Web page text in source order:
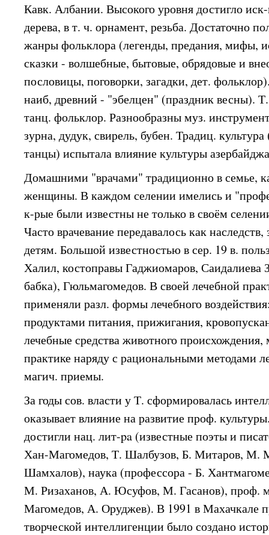
Кавк. Албании. Высокого уровня достигло
дерева, в т. ч. орнамент, резьба. Достаточно
жанры фольклора (легенды, предания, мифы,
сказки - волшебные, бытовые, обрядовые и
пословицы, поговорки, загадки, дет.
наиб, древний - "эбелцен" (праздник весны).
танц. фольклор. Разнообразны муз.
зурна, дудук, свирель, бубен. Традиц.
танцы) испытала влияние культуры
Домашними "врачами" традиционно в семье,
женщины. В каждом селении имелись и
к-рые были известны не только в своём
Часто врачевание передавалось как
детям. Большой известностью в сер. 19 в.
Халил, костоправы Гаджиомаров, Саидалиева
бабка), Гюльмагомедов. В своей лечебной
применяли разл. формы лечебного
продуктами питания, прижигания,
лечебные средства животного
практике наряду с рациональными методами
магич. приемы.
За годы сов. власти у Т. сформировалась
оказывает влияние на развитие проф.
достигли нац. лит-pa (известные поэты и
Хан-Магомедов, Т. Шалбузов, Б. Митаров, М.
Шамхалов), наука (профессора - Б.
М. Ризаханов, А. Юсуфов, М. Гасанов), проф.
Магомедов, А. Оруджев). В 1991 в Махачкале
творческой интеллигенции было создано